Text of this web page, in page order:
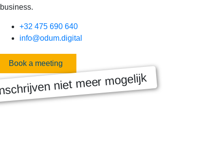
business.
+32 475 690 640
info@odum.digital
Book a meeting
niet meer mogelijk
MASTERCLASS 2025